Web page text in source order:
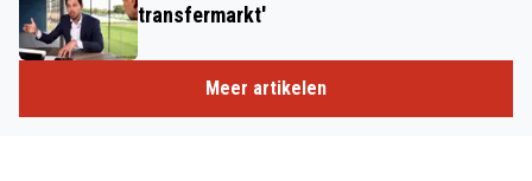
transfermarkt'
Meer artikelen